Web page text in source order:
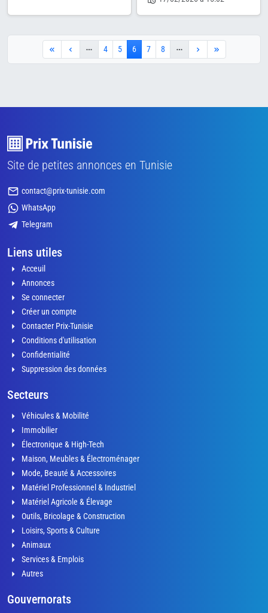
4 5 6 7 8
Site de petites annonces en Tunisie
contact@prix-tunisie.com
WhatsApp
Telegram
Liens utiles
Acceuil
Annonces
Se connecter
Créer un compte
Contacter Prix-Tunisie
Conditions d'utilisation
Confidentialité
Suppression des données
Secteurs
Véhicules & Mobilité
Immobilier
Électronique & High-Tech
Maison, Meubles & Électroménager
Mode, Beauté & Accessoires
Matériel Professionnel & Industriel
Matériel Agricole & Élevage
Outils, Bricolage & Construction
Loisirs, Sports & Culture
Animaux
Services & Emplois
Autres
Gouvernorats